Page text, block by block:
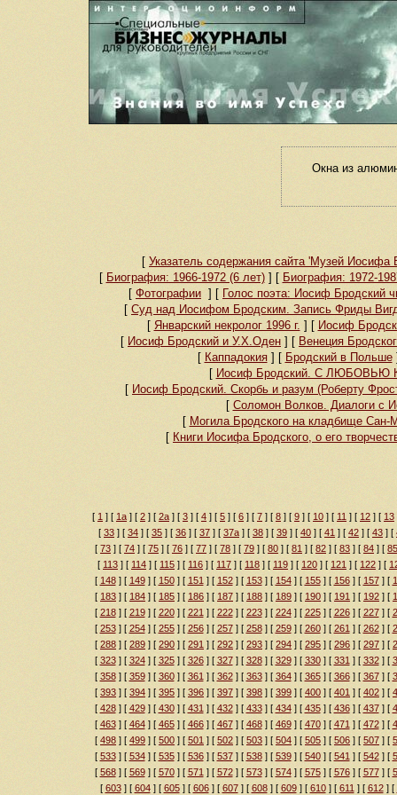
Окна из
[ Указатель содержания сайта 'Музей Иосифа
[ Биография: 1966-1972 (6 лет)] [ Биография: 1972-
[ Фотографии ] [ Голос поэта: Иосиф Бродский
[ Суд над Иосифом Бродским. Запись Фриды
[ Январский некролог 1996 г. ] [ Иосиф
[ Иосиф Бродский и У.Х.Оден ] [ Венеция
[ Каппадокия] [ Бродский в Польше
[ Иосиф Бродский. С ЛЮБОВЬЮ
[ Иосиф Бродский. Скорбь и разум (Роберту
[ Соломон Волков. Диалоги с
[ Могила Бродского на кладбище Сан-
[ Книги Иосифа Бродского, о его
[ 1 ] [ 1а ] [ 2 ] [ 2а ] [ 3 ] [ 4 ] [ 5 ] [ 6 ] [ 7 ] [ 8 ] [ 9 ] [ 10 ] [ 11 ] [ 12 ] [ 13
[ 33 ] [ 34 ] [ 35 ] [ 36 ] [ 37 ] [ 37а ] [ 38 ] [ 39 ] [ 40 ] [ 41 ] [ 42 ] [ 43 ] [
[ 73 ] [ 74 ] [ 75 ] [ 76 ] [ 77 ] [ 78 ] [ 79 ] [ 80 ] [ 81 ] [ 82 ] [ 83 ] [ 84 ] [ 85
[ 113 ] [ 114 ] [ 115 ] [ 116 ] [ 117 ] [ 118 ] [ 119 ] [ 120 ] [ 121 ] [ 122 ] [
[ 148] [ 149] [ 150] [ 151 ] [ 152] [ 153] [ 154] [ 155] [ 156] [ 157] [
[ 183 ] [ 184 ] [ 185 ] [ 186 ] [ 187 ] [ 188 ] [ 189 ] [ 190 ] [ 191 ] [ 192 ] [
[ 218] [ 219] [ 220] [ 221 ] [ 222] [ 223] [ 224] [ 225] [ 226] [ 227] [
[ 253] [ 254] [ 255] [ 256] [ 257] [ 258] [ 259] [ 260] [ 261 ] [ 262] [
[ 288 ] [ 289 ] [ 290 ] [ 291 ] [ 292 ] [ 293 ] [ 294 ] [ 295 ] [ 296 ] [ 297 ] [
[ 323] [ 324] [ 325] [ 326] [ 327] [ 328] [ 329] [ 330] [ 331 ] [ 332] [
[ 358] [ 359] [ 360] [ 361 ] [ 362] [ 363] [ 364] [ 365] [ 366] [ 367] [
[ 393 ] [ 394 ] [ 395 ] [ 396 ] [ 397 ] [ 398 ] [ 399 ] [ 400 ] [ 401 ] [ 402 ] [
[ 428] [ 429] [ 430] [ 431 ] [ 432] [ 433] [ 434] [ 435] [ 436] [ 437] [
[ 463] [ 464] [ 465] [ 466] [ 467] [ 468] [ 469] [ 470] [ 471 ] [ 472] [
[ 498 ] [ 499 ] [ 500 ] [ 501 ] [ 502 ] [ 503 ] [ 504 ] [ 505 ] [ 506 ] [ 507 ] [
[ 533] [ 534] [ 535] [ 536] [ 537] [ 538] [ 539] [ 540] [ 541 ] [ 542] [
[ 568] [ 569] [ 570] [ 571 ] [ 572] [ 573] [ 574] [ 575] [ 576] [ 577] [
[ 603] [ 604] [ 605] [ 606] [ 607] [ 608] [ 609] [ 610] [ 611 ] [ 612] [